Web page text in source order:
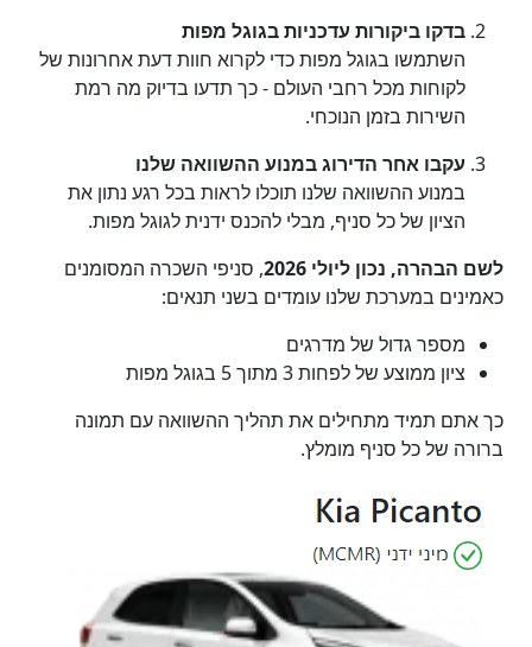
בדקו ביקורות עדכניות בגוגל מפות
השתמשו בגוגל מפות כדי לקרוא חוות דעת אחרונות של
לקוחות מכל רחבי העולם - כך תדעו בדיוק מה רמת
השירות בזמן הנוכחי.
עקבו אחר הדירוג במנוע ההשוואה שלנו
במנוע ההשוואה שלנו תוכלו לראות בכל רגע נתון את
הציון של כל סניף, מבלי להכנס ידנית לגוגל מפות.
לשם הבהרה, נכון ליולי 2026
, סניפי השכרה המסומנים
כאמינים במערכת שלנו עומדים בשני תנאים:
מספר גדול של מדרגים
ציון ממוצע של לפחות 3 מתוך 5 בגוגל מפות
כך אתם תמיד מתחילים את תהליך ההשוואה עם תמונה
ברורה של כל סניף מומלץ.